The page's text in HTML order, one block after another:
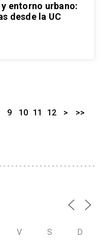
entorno urbano:
desde la UC
9 10 11 12 > >>
V S D